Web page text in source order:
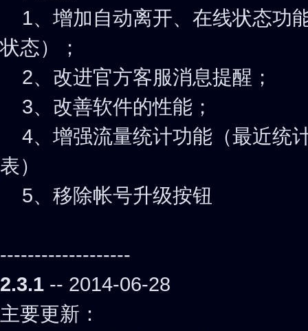
1、增加自动离开、在线状态功
状态）；
2、改进官方客服消息提醒；
3、改善软件的性能；
4、增强流量统计功能（最近统
表）
5、移除帐号升级按钮
-------------------
2.3.1 -- 2014-06-28
主要更新：